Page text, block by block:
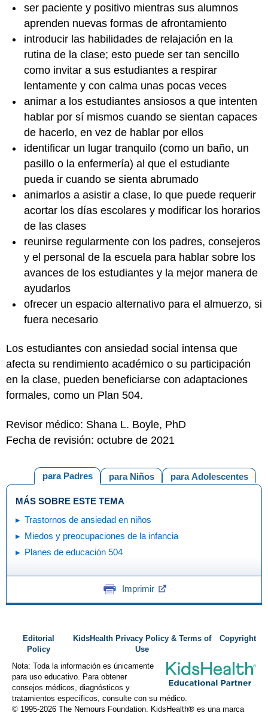
ser paciente y positivo mientras sus alumnos
aprenden nuevas formas de afrontamiento
introducir las habilidades de relajación en la
rutina de la clase; esto puede ser tan sencillo
como invitar a sus estudiantes a respirar
lentamente y con calma unas pocas veces
animar a los estudiantes ansiosos a que intenten
hablar por sí mismos cuando se sientan capaces
de hacerlo, en vez de hablar por ellos
identificar un lugar tranquilo (como un baño, un
pasillo o la enfermería) al que el estudiante
pueda ir cuando se sienta abrumado
animarlos a asistir a clase, lo que puede requerir
acortar los días escolares y modificar los horarios
de las clases
reunirse regularmente con los padres, consejeros
y el personal de la escuela para hablar sobre los
avances de los estudiantes y la mejor manera de
ayudarlos
ofrecer un espacio alternativo para el almuerzo, si
fuera necesario
Los estudiantes con ansiedad social intensa que
afecta su rendimiento académico o su participación
en la clase, pueden beneficiarse con adaptaciones
formales, como un Plan 504.
Revisor médico: Shana L. Boyle, PhD
Fecha de revisión: octubre de 2021
para Adolescentes
para Niños
para Padres
MÁS SOBRE ESTE TEMA
Trastornos de ansiedad en niños
Miedos y preocupaciones de la infancia
Planes de educación 504
Imprimir
Editorial
Policy
KidsHealth Privacy Policy & Terms of
Use
Copyright
Nota: Toda la información es únicamente
para uso educativo. Para obtener
consejos médicos, diagnósticos y
tratamientos específicos, consulte con su médico.
© 1995-2026 The Nemours Foundation. KidsHealth® es una marca